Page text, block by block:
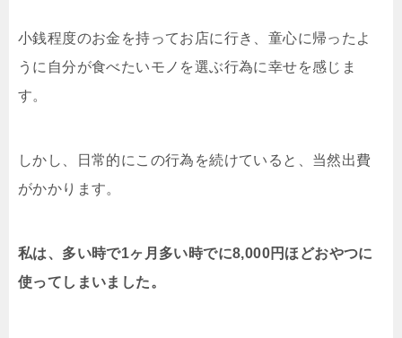
小銭程度のお金を持ってお店に行き、童心に帰ったよ
うに自分が食べたいモノを選ぶ行為に幸せを感じま
す。
しかし、日常的にこの行為を続けていると、当然出費
がかかります。
私は、多い時で1ヶ月多い時でに8,000円ほどおやつに
使ってしまいました。